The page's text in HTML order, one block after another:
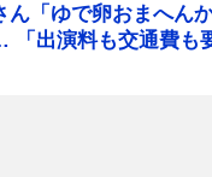
ん「ゆで卵おまへん
「出演料も交通費も